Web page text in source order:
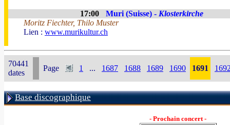
17:00 Muri (Suisse) - Klosterkirche
Moritz Fiechter, Thilo Muster
Lien : www.murikultur.ch
70441
dates
Page 1 ... 1687 1688 1689 1690 1691
Base discographique
- Prochain concert -